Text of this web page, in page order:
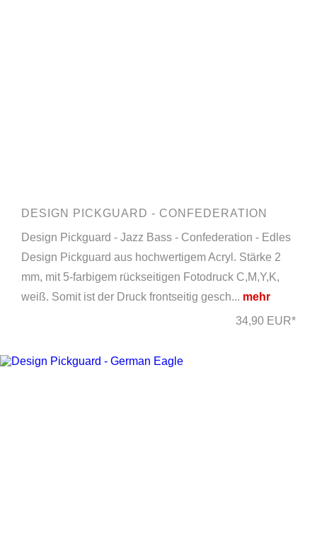
DESIGN PICKGUARD - CONFEDERATION
Design Pickguard - Jazz Bass - Confederation - Edles
Design Pickguard aus hochwertigem Acryl. Stärke 2
mm, mit 5-farbigem rückseitigen Fotodruck C,M,Y,K,
weiß. Somit ist der Druck frontseitig gesch... mehr
34,90 EUR*